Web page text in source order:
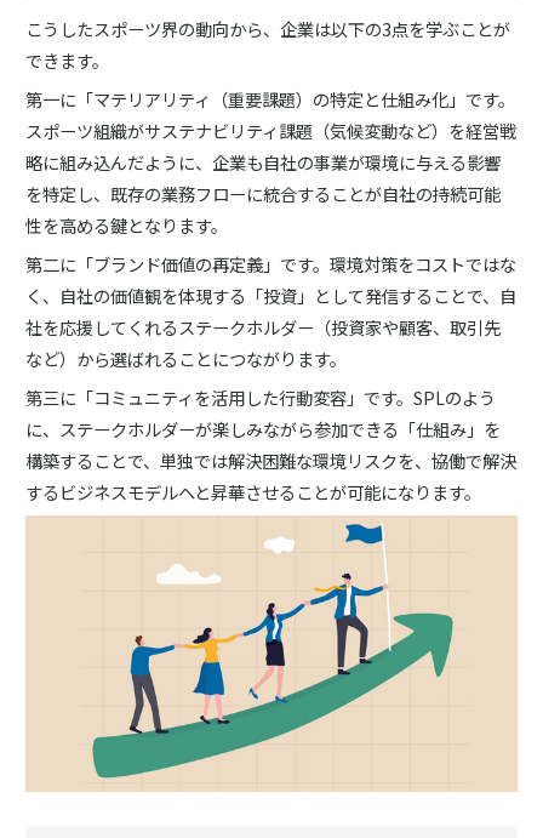
こうしたスポーツ界の動向から、企業は以下の3点を学ぶことが
できます。
第一に「マテリアリティ（重要課題）の特定と仕組み化」です。
スポーツ組織がサステナビリティ課題（気候変動など）を経営戦
略に組み込んだように、企業も自社の事業が環境に与える影響
を特定し、既存の業務フローに統合することが自社の持続可能
性を高める鍵となります。
第二に「ブランド価値の再定義」です。環境対策をコストではな
く、自社の価値観を体現する「投資」として発信することで、自
社を応援してくれるステークホルダー（投資家や顧客、取引先
など）から選ばれることにつながります。
第三に「コミュニティを活用した行動変容」です。SPLのよう
に、ステークホルダーが楽しみながら参加できる「仕組み」を
構築することで、単独では解決困難な環境リスクを、協働で解決
するビジネスモデルへと昇華させることが可能になります。